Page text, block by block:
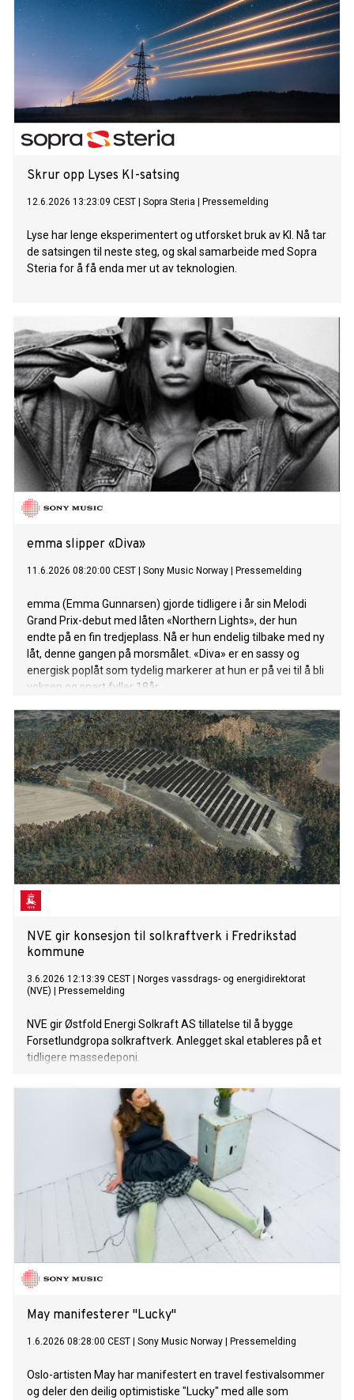
Skrur opp Lyses KI-satsing
12.6.2026 13:23:09 CEST Sopra Steria Pressemelding
Lyse har lenge eksperimentert og utforsket bruk av KI. Nå tar
de satsingen til neste steg, og skal samarbeide med Sopra
Steria for å få enda mer ut av teknologien.
emma slipper «Diva»
11.6.2026 08:20:00 CEST Sony Music Norway Pressemelding
emma (Emma Gunnarsen) gjorde tidligere i år sin Melodi
Grand Prix-debut med låten «Northern Lights», der hun
endte på en fin tredjeplass. Nå er hun endelig tilbake med ny
låt, denne gangen på morsmålet. «Diva» er en sassy og
energisk poplåt som tydelig markerer at hun er på vei til å bli
voksen og snart fyller 18år.
NVE gir konsesjon til solkraftverk i Fredrikstad
kommune
3.6.2026 12:13:39 CEST
Norges vassdrags- og energidirektorat
(NVE)
Pressemelding
NVE gir Østfold Energi Solkraft AS tillatelse til å bygge
Forsetlundgropa solkraftverk. Anlegget skal etableres på et
tidligere massedeponi.
May manifesterer "Lucky"
1.6.2026 08:28:00 CEST Sony Music Norway Pressemelding
Oslo-artisten May har manifestert en travel festivalsommer
og deler den deilig optimistiske "Lucky" med alle som